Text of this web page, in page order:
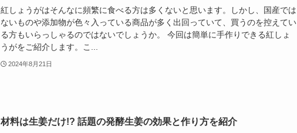
紅しょうがはそんなに頻繁に食べる方は多くないと思います。しかし、国産では
ないものや添加物が色々入っている商品が多く出回っていて、買うのを控えてい
る方もいらっしゃるのではないでしょうか。 今回は簡単に手作りできる紅しょ
うがをご紹介します。こ...
2024年8月21日
材料は生姜だけ!? 話題の発酵生姜の効果と作り方を紹介